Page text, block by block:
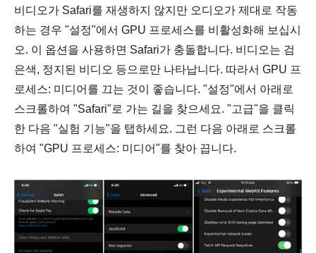
비디오가 Safari를 재생하지 않지만 오디오가 제대로 작동
하는 경우 "설정"에서 GPU 프로세스를 비활성화해 보십시
오. 이 옵션을 사용하면 Safari가 충돌합니다. 비디오는 검
은색, 정지된 비디오 등으로만 나타납니다. 따라서 GPU 프
로세스: 미디어를 끄는 것이 좋습니다. "설정"에서 아래로
스크롤하여 "Safari"로 가는 길을 찾으세요. "고급"을 클릭
한 다음 "실험 기능"을 탭하세요. 그런 다음 아래로 스크롤
하여 "GPU 프로세스: 미디어"를 찾아 끕니다.